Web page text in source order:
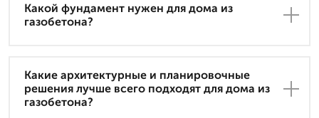
Какой фундамент нужен для дома из
газобетона?
Какие архитектурные и планировочные
решения лучше всего подходят для дома из
газобетона?